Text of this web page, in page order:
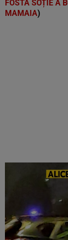
FOSTA SOȚIE A
MAMAIA)